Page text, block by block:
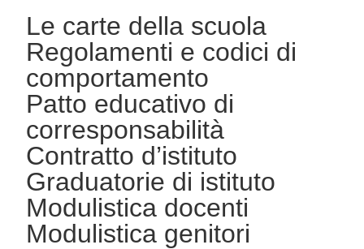
Le carte della scuola
Regolamenti e codici di
comportamento
Patto educativo di
corresponsabilità
Contratto d’istituto
Graduatorie di istituto
Modulistica docenti
Modulistica genitori